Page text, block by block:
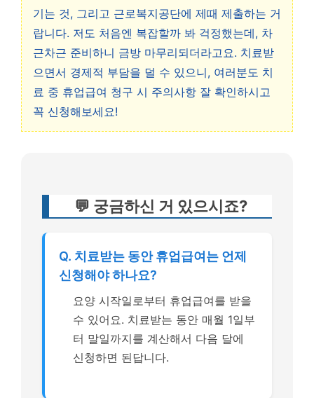
기는 것, 그리고 근로복지공단에 제때 제출하는 거
랍니다. 저도 처음엔 복잡할까 봐 걱정했는데, 차
근차근 준비하니 금방 마무리되더라고요. 치료받
으면서 경제적 부담을 덜 수 있으니, 여러분도 치
료 중 휴업급여 청구 시 주의사항 잘 확인하시고
꼭 신청해보세요!
💬 궁금하신 거 있으시죠?
Q. 치료받는 동안 휴업급여는 언제
신청해야 하나요?
요양 시작일로부터 휴업급여를 받을
수 있어요. 치료받는 동안 매월 1일부
터 말일까지를 계산해서 다음 달에
신청하면 된답니다.